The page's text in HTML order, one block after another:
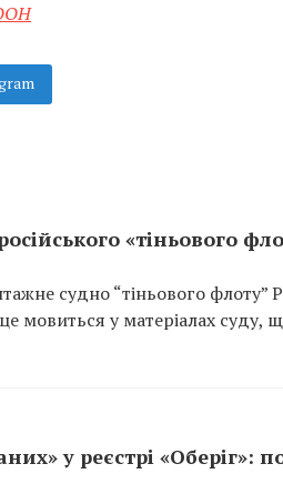
«тіньового
судно “тіньового флоту”
мовиться у матеріалах
у реєстрі